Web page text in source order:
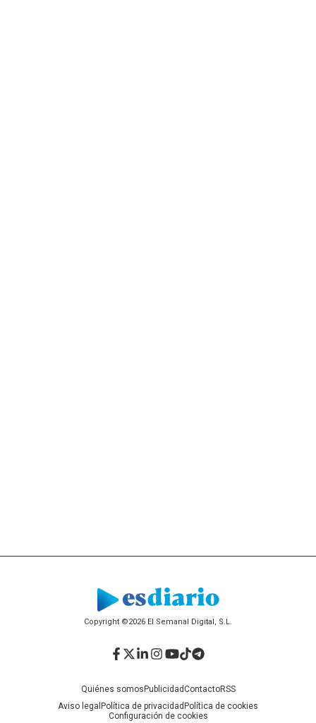
Copyright ©2026 El Semanal Digital, S.L.
Quiénes somosPublicidadContactoRSS
Aviso legal Política de privacidadPolítica de cookies
Configuración de cookies
Facebook
Twitter
LinkedIn
Instagram
YouTube
TikTok
Telegram